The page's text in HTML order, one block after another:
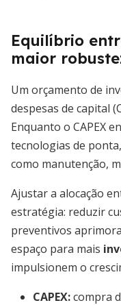
Equilíbrio
maior
Um orçamento de
despesas de capital
Enquanto o CAPEX
tecnologias de
como manutenção,
Ajustar a alocação
estratégia: reduzir
preventivos
espaço para mais
impulsionem o
CAPEX:compra